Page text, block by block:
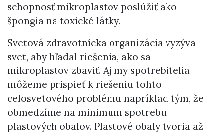
schopnosť mikroplastov poslúžiť ako
špongia na toxické látky.
Svetová zdravotnícka organizácia vyzýva
svet, aby hľadal riešenia, ako sa
mikroplastov zbaviť. Aj my spotrebitelia
môžeme prispieť k riešeniu tohto
celosvetového problému napríklad tým, že
obmedzíme na minimum spotrebu
plastových obalov. Plastové obaly tvoria až